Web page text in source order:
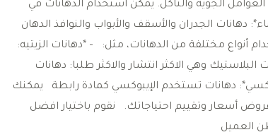
الجوية والتآكل. يمكن استخدام الدهانات في
دهانات الجدران والأسقف والأبواب والنوافذ الدهان
أنواع مختلفة من الدهانات، مثل: – *دهانات الزيتيه:
وهي الاكثر انتشار والاكثر طلبا: دهانات
دهانات تستخدم الإيبوكسي كمادة رابطة يمكنك
أسعار وتقييم احتياجاتك. نقوم باختيار افضل
العميل